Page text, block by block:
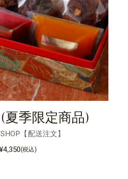
夏季限定商品)
【配送注文】
¥4,350(税込)